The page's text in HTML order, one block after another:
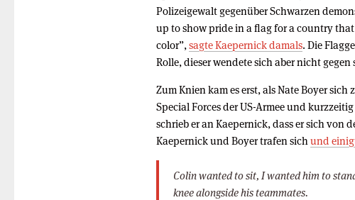
Polizeigewalt gegenüber Schwarzen
up to show pride in a flag for a country
color”, sagte Kaepernick damals. Die
Rolle, dieser wendete sich aber nicht gegen
Zum Knien kam es erst, als Nate Boyer
Special Forces der US-Armee und
schrieb er an Kaepernick, dass er sich von
Kaepernick und Boyer trafen sich und
Colin wanted to sit, I wanted him to
knee alongside his teammates.